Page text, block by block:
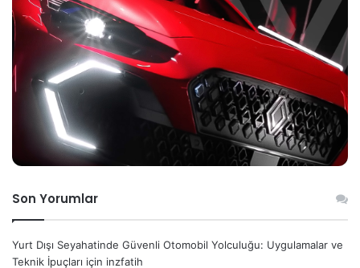
Son Yorumlar
Yurt Dışı Seyahatinde Güvenli Otomobil Yolculuğu: Uygulamalar ve
Teknik İpuçları için inzfatih